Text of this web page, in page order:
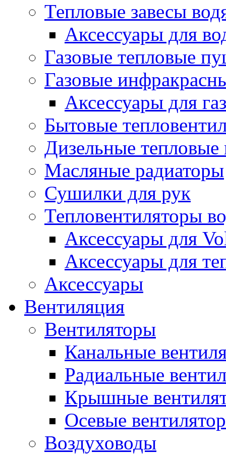
Тепловые завесы
Аксессуары для
Газовые тепловые
Газовые
Аксессуары для
Бытовые
Дизельные
Масляные радиаторы
Сушилки для рук
Тепловентиляторы
Аксессуары для
Аксессуары для
Аксессуары
Вентиляция
Вентиляторы
Канальные
Радиальные
Крышные
Осевые
Воздуховоды